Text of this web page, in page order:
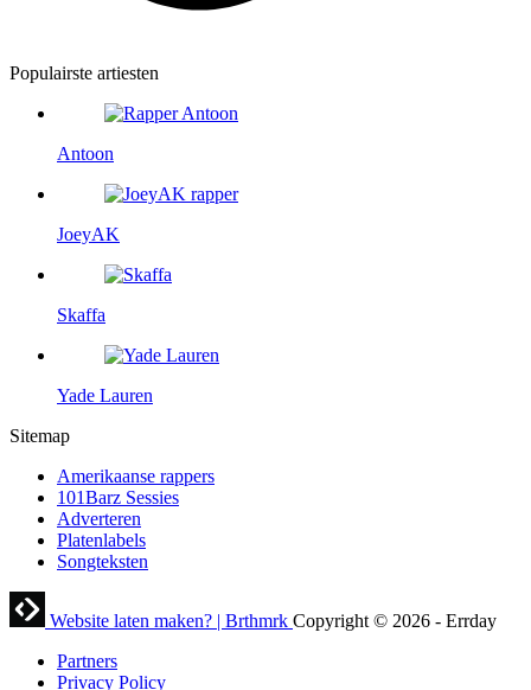
Populairste artiesten
Antoon
JoeyAK
Skaffa
Yade Lauren
Sitemap
Amerikaanse rappers
101Barz Sessies
Adverteren
Platenlabels
Songteksten
Website laten maken? | Brthmrk Copyright © 2026 - Errday
Partners
Privacy Policy